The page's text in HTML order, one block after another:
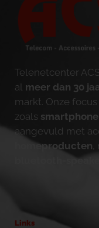
Telenetcenter
al meer dan 30
markt. Onze
zoals smartphone
aangevuld met
homeproducten
bluetooth-
Links